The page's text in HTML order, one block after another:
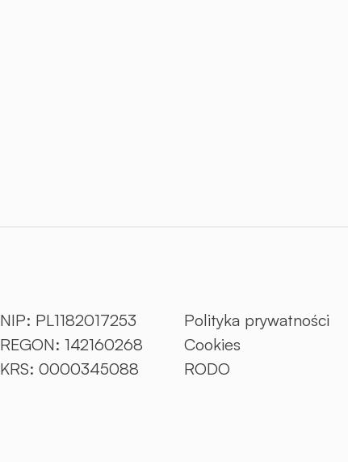
NIP: PL1182017253
REGON: 142160268
KRS: 0000345088
Polityka prywatności
Cookies
RODO